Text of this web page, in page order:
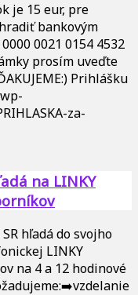
je 15 eur, pre
bankovým
0021 0154 4532
prosím uveďte
Prihlášku
za-
na LINKY
hľadá do svojho
LINKY
na 4 a 12 hodinové